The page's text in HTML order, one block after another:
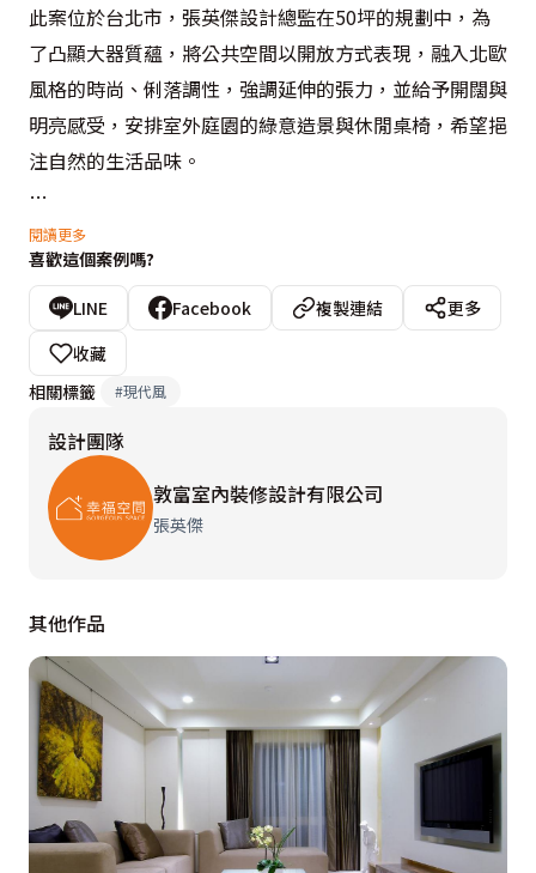
此案位於台北市，張英傑設計總監在50坪的規劃中，為
了凸顯大器質蘊，將公共空間以開放方式表現，融入北歐
風格的時尚、俐落調性，強調延伸的張力，並給予開闊與
明亮感受，安排室外庭園的綠意造景與休閒桌椅，希望挹
注自然的生活品味。
廳區以大面積的落地門窗，引入室外庭園的綠意造景，連
貫內外的開闊感受，在連貫公共區域的立面設計，以顏
色、材質讓視覺停格的同時，得到協調的旨趣。客廳主牆
面以白色為基調，配置間接光源，與戶外綠景共同連貫悠
閒的生活氛圍；餐廳旁規劃書房區域，以開放方式為主，
氛圍。餐、廚空間在區域設定上，運用玻璃、鐵件框架的
推拉門扉，分隔烹煮時的油煙問題，引申、延續光感意
趣。
閱讀更多
喜歡這個案例嗎?
LINE Facebook 複製連結
更多
收藏
相關標籤
#現代風
設計團隊
敦富室內裝修設計有限公司
張英傑
其他作品